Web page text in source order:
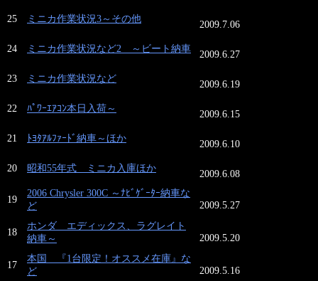
25 ミニカ作業状況3～その他
2009.7.06
24 ミニカ作業状況など2 ～ビート納車
2009.6.27
23 ミニカ作業状況など
2009.6.19
22 ﾊﾟﾜｰｴｱｺﾝ本日入荷～
2009.6.15
21 ﾄﾖﾀｱﾙﾌｧｰﾄﾞ納車～ほか
2009.6.10
20 昭和55年式 ミニカ入庫ほか
2009.6.08
19
2006 Chrysler 300C ～ﾅﾋﾞｹﾞｰﾀｰ納車な
ど
2009.5.27
18
ホンダ エディックス、ラグレイト
納車～
2009.5.20
17
本国 『1台限定！オススメ在庫』な
ど
2009.5.16